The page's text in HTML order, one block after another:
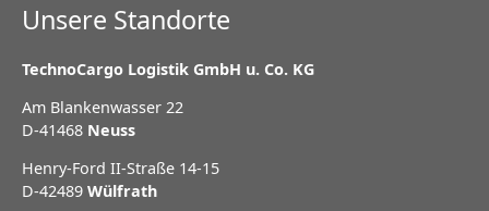
Unsere Standorte
TechnoCargo Logistik GmbH u. Co. KG
Am Blankenwasser 22
D-41468 Neuss
Henry-Ford II-Straße 14-15
D-42489 Wülfrath